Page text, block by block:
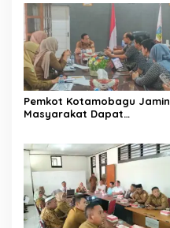
Pemkot Kotamobagu Jamin
Masyarakat Dapat